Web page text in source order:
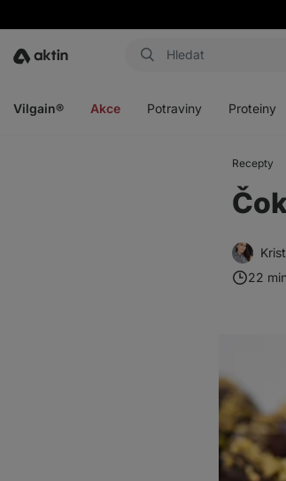
Aktin
Vilgain® Akce Potraviny Proteiny
Recepty
22